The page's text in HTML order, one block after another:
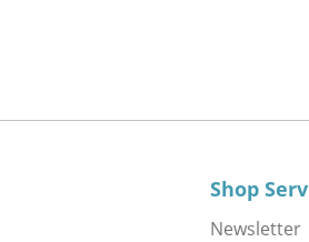
Shop
Newsletter